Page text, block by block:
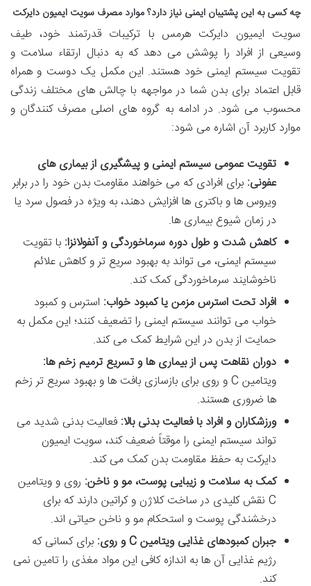
چه کسی به این پشتیبان ایمنی نیاز دارد؟ موارد مصرف سویت ایمیون دایرکت
سویت ایمیون دایرکت هرمس با ترکیبات قدرتمند خود، طیف
وسیعی از افراد را پوشش می دهد که به دنبال ارتقاء سلامت و
تقویت سیستم ایمنی خود هستند. این مکمل یک دوست و همراه
قابل اعتماد برای بدن شما در مواجهه با چالش های مختلف زندگی
محسوب می شود. در ادامه به گروه های اصلی مصرف کنندگان و
موارد کاربرد آن اشاره می شود:
تقویت عمومی سیستم ایمنی و پیشگیری از بیماری های
عفونی: برای افرادی که می خواهند مقاومت بدن خود را در برابر
ویروس ها و باکتری ها افزایش دهند، به ویژه در فصول سرد یا
در زمان شیوع بیماری ها.
کاهش شدت و طول دوره سرماخوردگی و آنفولانزا: با تقویت
سیستم ایمنی، می تواند به بهبود سریع تر و کاهش علائم
ناخوشایند سرماخوردگی کمک کند.
افراد تحت استرس مزمن یا کمبود خواب: استرس و کمبود
خواب می توانند سیستم ایمنی را تضعیف کنند؛ این مکمل به
حمایت از بدن در این شرایط کمک می کند.
دوران نقاهت پس از بیماری ها و تسریع ترمیم زخم ها:
ویتامین C و روی برای بازسازی بافت ها و بهبود سریع تر زخم
ها ضروری هستند.
ورزشکاران و افراد با فعالیت بدنی بالا: فعالیت بدنی شدید می
تواند سیستم ایمنی را موقتاً ضعیف کند، سویت ایمیون
دایرکت به حفظ مقاومت بدن کمک می کند.
کمک به سلامت و زیبایی پوست، مو و ناخن: روی و ویتامین
C نقش کلیدی در ساخت کلاژن و کراتین دارند که برای
درخشندگی پوست و استحکام مو و ناخن حیاتی اند.
جبران کمبودهای غذایی ویتامین C و روی:
برای کسانی که
رژیم غذایی آن ها به اندازه کافی این مواد مغذی را تامین نمی
کند.